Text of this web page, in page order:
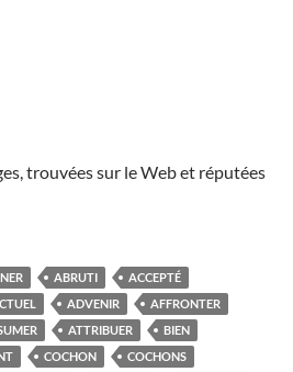
trouvées sur le Web et réputées
ABRUTI
ACCEPTÉ
ADVENIR
AFFRONTER
ATTRIBUER
BIEN
COCHON
COCHONS